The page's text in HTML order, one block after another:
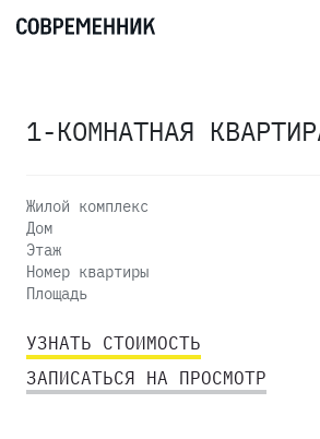
1-КОМНАТНАЯ
Жилой комплекс
Дом
Этаж
Номер квартиры
Площадь
УЗНАТЬ СТОИМОСТЬ
ЗАПИСАТЬСЯ НА ПРОСМОТР